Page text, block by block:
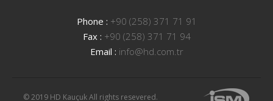
Phone : +90 (258) 371 71 91
Fax : +90 (258) 371 71 94
Email : info@hd.com.tr
© 2019 HD Kauçuk All rights resevered.